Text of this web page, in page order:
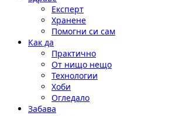
Експерт
Хранене
Помогни си сам
Как да
Практично
От нищо нещо
Технологии
Хоби
Огледало
Забава